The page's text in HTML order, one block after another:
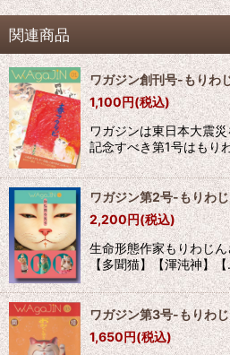
関連商品
ワガジン創刊号-もりわ
1,100円(税込)
ワガジンは東日本大震
記念すべき第1号はもり
ワガジン第2号-もりわ
2,200円(税込)
生命形態作家もりわじ
【多聞猫】【渾沌神】
ワガジン第3号-もりわ
1,650円(税込)